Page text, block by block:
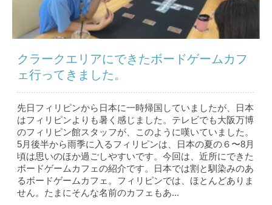
クラークエリアにできたボードゲームカフ
ェ行ってきました。
先日フィリピンから日本に一時帰国していましたが、日本
はフィリピンよりも暑く感じました。テレビでも大阪万博
のフィリピン館スタッフが、このように嘆いていました。
5月後半から雨季に入るフィリピンは、日本の夏の６〜8月
頃は思いのほか過ごしやすいです。今回は、近所にできた
ボードゲームカフェの紹介です。日本では割と馴染みのあ
るボードゲームカフェ。フィリピンでは、ほとんどありま
せん。たまにそんな名前のカフェもあ...